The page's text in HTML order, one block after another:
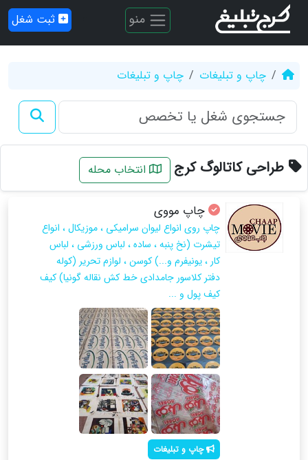
منو ثبت شغل
چاپ و تبلیغات چاپ و تبلیغات
طراحی کاتالوگ کرج انتخاب محله
چاپ مووی
چاپ روی انواع لیوان سرامیکی ، موزیکال ، انواع
تیشرت (نخ پنبه ، ساده ، لباس ورزشی ، لباس
کار ، یونیفرم و...) کوسن ، لوازم تحریر (کوله
دفتر کلاسور جامدادی خط کش نقاله گونیا) کیف
کیف پول و ...
چاپ و تبلیغات